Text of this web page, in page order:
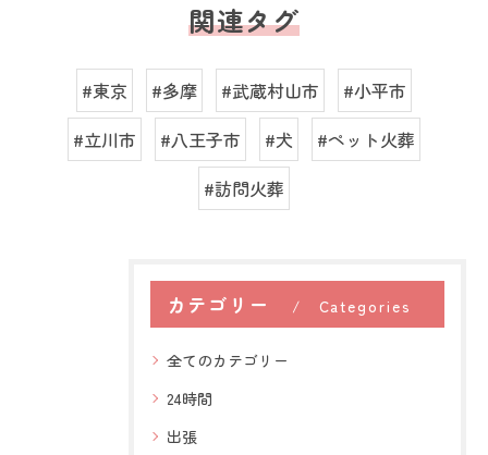
関連タグ
#東京 #多摩 #武蔵村山市
#小平市
#立川市
#八王子市 #犬
#ペット火葬
#訪問火葬
カテゴリー Categories
全てのカテゴリー
24時間
出張